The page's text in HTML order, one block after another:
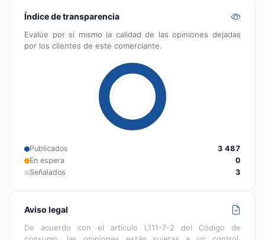
Índice de transparencia
Evalúe por sí mismo la calidad de las opiniones dejadas
por los clientes de este comerciante.
Publicados
3 487
En espera
0
Señalados
3
Aviso legal
De acuerdo con el artículo L111-7-2 del Código de